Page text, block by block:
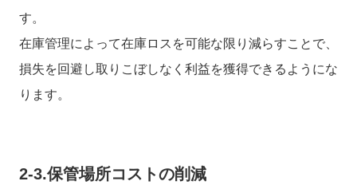
す。
在庫管理によって在庫ロスを可能な限り減らすことで、
損失を回避し取りこぼしなく利益を獲得できるようにな
ります。
2-3.保管場所コストの削減